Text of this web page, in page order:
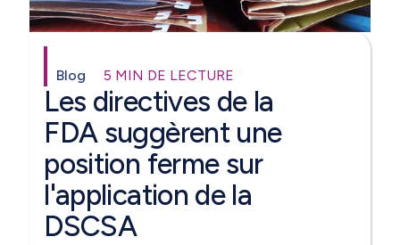
Blog 5 MIN DE LECTURE
Les directives de la
FDA suggèrent une
position ferme sur
l'application de la
DSCSA